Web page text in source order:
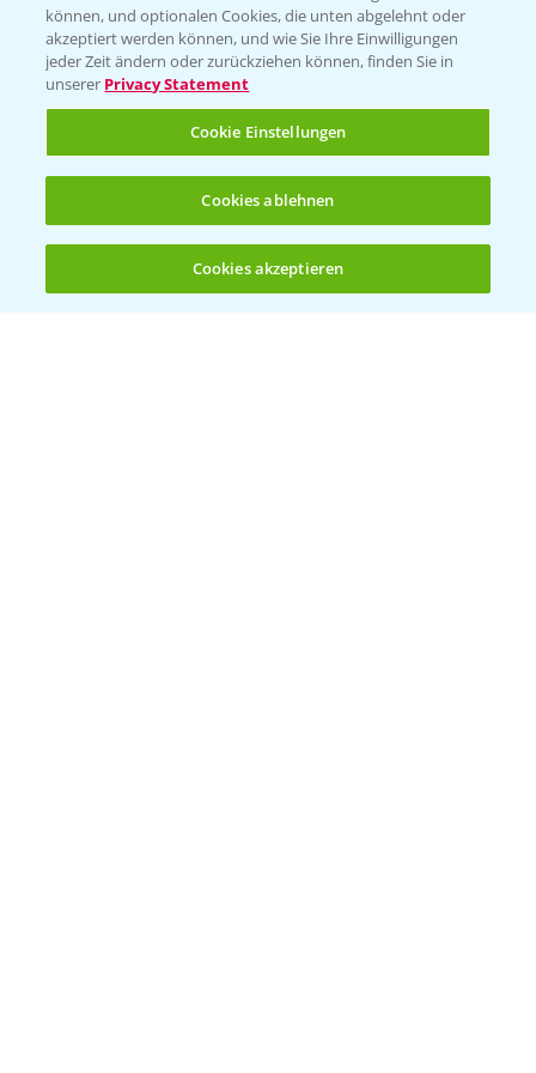
(noch 4)
Wetter Aktuell
BROSCHÜREN
Saatgut
Sonderkulturen
Verantwortung & Sorgfalt
können, und optionalen Cookies, die unten abgelehnt oder
akzeptiert werden können, und wie Sie Ihre Einwilligungen
jeder Zeit ändern oder zurückziehen können, finden Sie in
unserer Privacy Statement
Cookie Einstellungen
Cookies ablehnen
Cookies akzeptieren